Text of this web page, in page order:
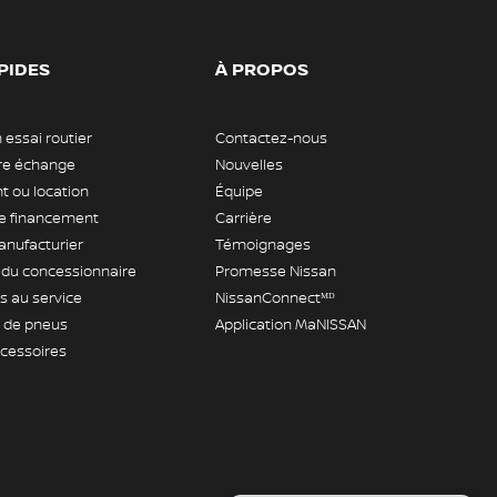
essai routier
échange
ou location
financement
concessionnaire
au service
pneus
À PROPOS
Contactez-nous
Nouvelles
Équipe
Carrière
Témoignages
Promesse Nissan
NissanConnectᴹᴰ
Application MaNISSAN